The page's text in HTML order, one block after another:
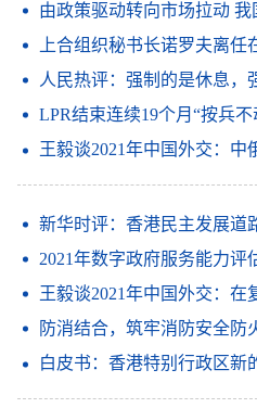
由政策驱动转向市场拉动 我
上合组织秘书长诺罗夫离任
人民热评：强制的是休息，
LPR结束连续19个月“按兵不动
王毅谈2021年中国外交：中俄新
新华时评：香港民主发展道
2021年数字政府服务能力评估暨第二十届
王毅谈2021年中国外交：在复杂博弈中服
防消结合，筑牢消防安全防
白皮书：香港特别行政区新的民主